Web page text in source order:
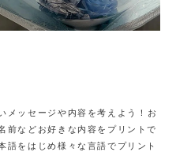
メッセージや内容を考えよう！
お
前などお好きな内容をプリントで
語をはじめ様々な言語でプリント